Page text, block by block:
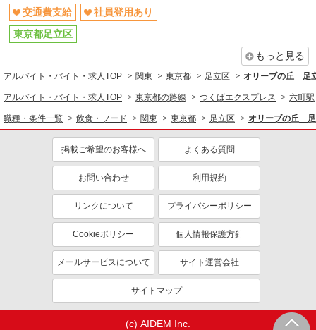
交通費支給
社員登用あり
東京都足立区
もっと見る
アルバイト・バイト・求人TOP 関東 東京都 足立区 オリーブの丘 足
アルバイト・バイト・求人TOP 東京都の路線 つくばエクスプレス 六町駅
職種・条件一覧 飲食・フード 関東 東京都 足立区 オリーブの丘 足
掲載ご希望のお客様へ よくある質問
お問い合わせ 利用規約
リンクについて プライバシーポリシー
Cookieポリシー 個人情報保護方針
メールサービスについて サイト運営会社
サイトマップ
(c) AIDEM Inc.